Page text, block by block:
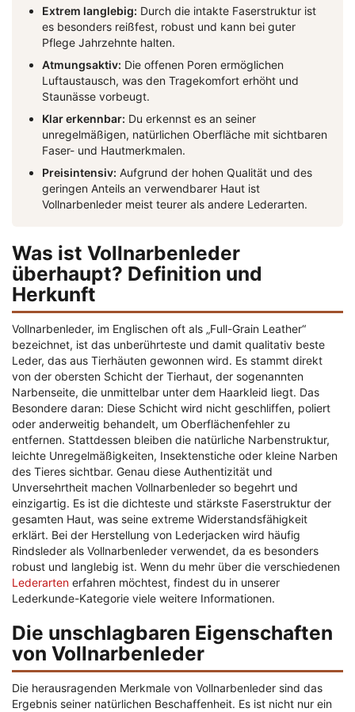
Extrem langlebig: Durch die intakte Faserstruktur ist
es besonders reißfest, robust und kann bei guter
Pflege Jahrzehnte halten.
Atmungsaktiv: Die offenen Poren ermöglichen
Luftaustausch, was den Tragekomfort erhöht und
Staunässe vorbeugt.
Klar erkennbar: Du erkennst es an seiner
unregelmäßigen, natürlichen Oberfläche mit sichtbaren
Faser- und Hautmerkmalen.
Preisintensiv: Aufgrund der hohen Qualität und des
geringen Anteils an verwendbarer Haut ist
Vollnarbenleder meist teurer als andere Lederarten.
Was ist Vollnarbenleder
überhaupt? Definition und
Herkunft
Vollnarbenleder, im Englischen oft als „Full-Grain Leather“
bezeichnet, ist das unberührteste und damit qualitativ beste
Leder, das aus Tierhäuten gewonnen wird. Es stammt direkt
von der obersten Schicht der Tierhaut, der sogenannten
Narbenseite, die unmittelbar unter dem Haarkleid liegt. Das
Besondere daran: Diese Schicht wird nicht geschliffen, poliert
oder anderweitig behandelt, um Oberflächenfehler zu
entfernen. Stattdessen bleiben die natürliche Narbenstruktur,
leichte Unregelmäßigkeiten, Insektenstiche oder kleine Narben
des Tieres sichtbar. Genau diese Authentizität und
Unversehrtheit machen Vollnarbenleder so begehrt und
einzigartig. Es ist die dichteste und stärkste Faserstruktur der
gesamten Haut, was seine extreme Widerstandsfähigkeit
erklärt. Bei der Herstellung von Lederjacken wird häufig
Rindsleder als Vollnarbenleder verwendet, da es besonders
robust und langlebig ist. Wenn du mehr über die verschiedenen
Lederarten erfahren möchtest, findest du in unserer
Lederkunde-Kategorie viele weitere Informationen.
Die unschlagbaren Eigenschaften
von Vollnarbenleder
Die herausragenden Merkmale von Vollnarbenleder sind das
Ergebnis seiner natürlichen Beschaffenheit. Es ist nicht nur ein